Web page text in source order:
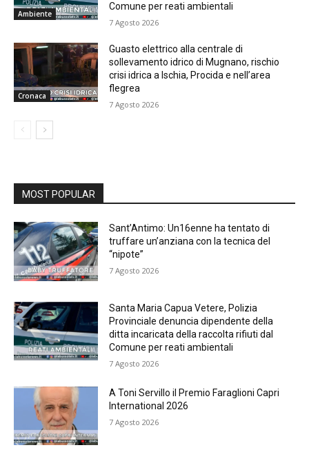
Ambiente
Comune per reati ambientali
7 Agosto 2026
Cronaca
Guasto elettrico alla centrale di
sollevamento idrico di Mugnano, rischio
crisi idrica a Ischia, Procida e nell’area
flegrea
7 Agosto 2026
MOST POPULAR
Sant’Antimo: Un16enne ha tentato di
truffare un’anziana con la tecnica del
“nipote”
7 Agosto 2026
Santa Maria Capua Vetere, Polizia
Provinciale denuncia dipendente della
ditta incaricata della raccolta rifiuti dal
Comune per reati ambientali
7 Agosto 2026
A Toni Servillo il Premio Faraglioni Capri
International 2026
7 Agosto 2026